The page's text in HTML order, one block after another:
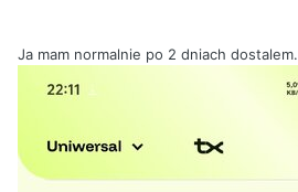
Ja mam normalnie po 2 dniach dostalem.